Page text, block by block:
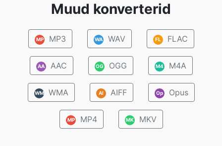
Muud konverterid
MP MP3 WA WAV FL FLAC
AA AAC OG OGG M4 M4A
WM WMA AI AIFF Op Opus
MP MP4 MK MKV